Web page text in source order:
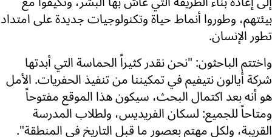
بيئتهم، وطوروا أنماط حياة وتكنولوجيات جديدة على امتداد
تطور الإنسان.
واختتم الباحثون: "نحن نقدر كثيراً الحماسة التي أبدتها
شركة أيالون نتيفيم في تمكيننا من تنفيذ الحفريات. الأمل
هو أنه بعد اكتمال البحث، سيكون هذا الموقع مفتوحاً
ومتاحاً للجميع: لسكان الفريديس، ولطلاب المدرسة
القريبة، ولكل مهتم بعصور ما قبل التاريخ في المنطقة".